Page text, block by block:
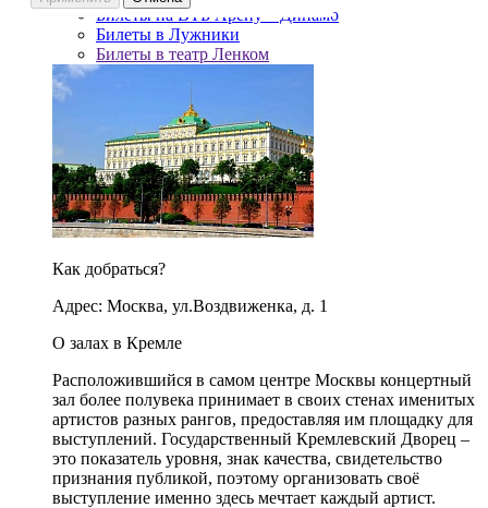
Билеты на ВТБ Арену – Динамо
Билеты в Лужники
Билеты в театр Ленком
Как добраться?
Адрес: Москва, ул.Воздвиженка, д. 1
О залах в Кремле
Расположившийся в самом центре Москвы концертный
зал более полувека принимает в своих стенах именитых
артистов разных рангов, предоставляя им площадку для
выступлений. Государственный Кремлевский Дворец –
это показатель уровня, знак качества, свидетельство
признания публикой, поэтому организовать своё
выступление именно здесь мечтает каждый артист.